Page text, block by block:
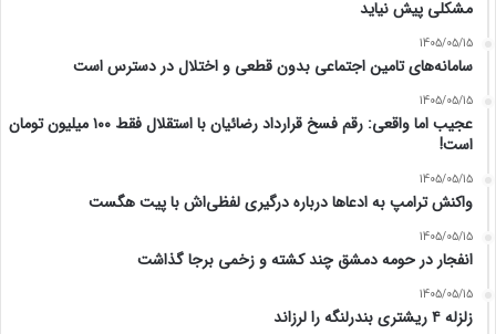
مشکلی پیش نیاید
1405/05/15
سامانه‌های تامین اجتماعی بدون قطعی و اختلال در دسترس است
1405/05/15
عجیب اما واقعی: رقم فسخ قرارداد رضائیان با استقلال فقط ۱۰۰ میلیون تومان
است!
1405/05/15
واکنش ترامپ به ادعاها درباره درگیری لفظی‌اش با پیت هگست
1405/05/15
انفجار در حومه دمشق چند کشته و زخمی برجا گذاشت
1405/05/15
زلزله ۴ ریشتری بندرلنگه را لرزاند